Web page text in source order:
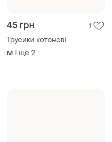
45 грн 1
Трусики котонові
M і ще 2